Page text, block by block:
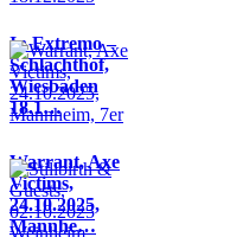
In Extremo –
Schlachthof,
Wiesbaden
18.1…
Warrant, Axe
Victims,
24.10.2025,
Mannhe…